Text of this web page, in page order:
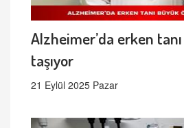
Alzheimer’da erken
taşıyor
21 Eylül 2025 Pazar